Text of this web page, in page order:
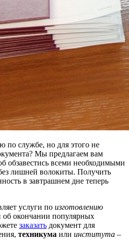
по службе, но для этого не
Мы предлагаем вам
обзавестись всеми необходимыми
лишней волокиты. Получить
в завтрашнем дне теперь
услуги по изготовлению
окончании популярных
заказать документ для
техникума или института –